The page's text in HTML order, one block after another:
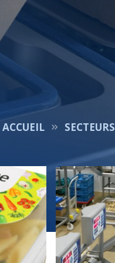
ACCUEIL SECTEURS